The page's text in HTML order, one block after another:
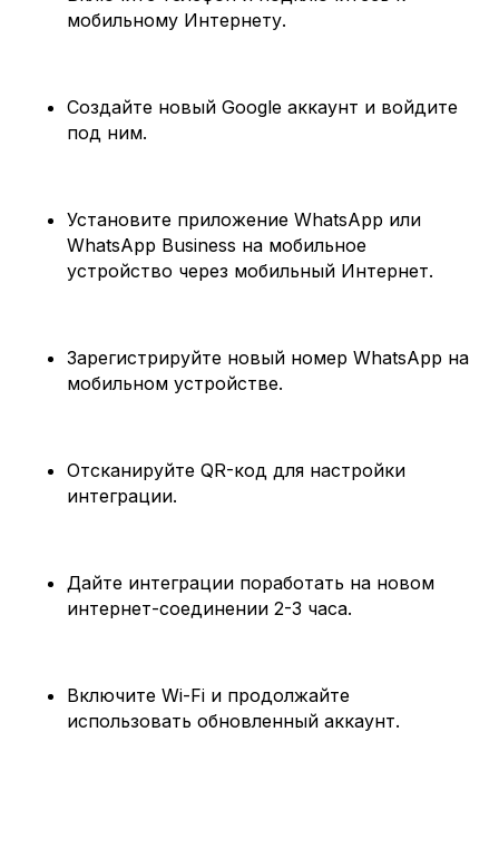
мобильному Интернету.
Создайте новый Google аккаунт и войдите
под ним.
Установите приложение WhatsApp или
WhatsApp Business на мобильное
устройство через мобильный Интернет.
Зарегистрируйте новый номер WhatsApp на
мобильном устройстве.
Отсканируйте QR-код для настройки
интеграции.
Дайте интеграции поработать на новом
интернет-соединении 2-3 часа.
Включите Wi-Fi и продолжайте
использовать обновленный аккаунт.